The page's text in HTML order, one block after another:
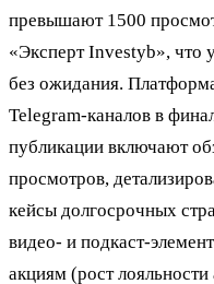
превышают 1500
«Эксперт Investyb», что
без ожидания.
Telegram-каналов в
публикации включают
просмотров,
кейсы долгосрочных
видео- и подкаст-
акциям (рост